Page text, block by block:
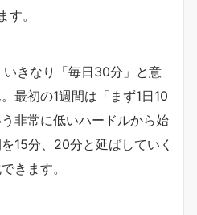
。
いきなり「毎日30分」と意
最初の1週間は「まず1日10
非常に低いハードルから始
15分、20分と延ばしていく
きます。